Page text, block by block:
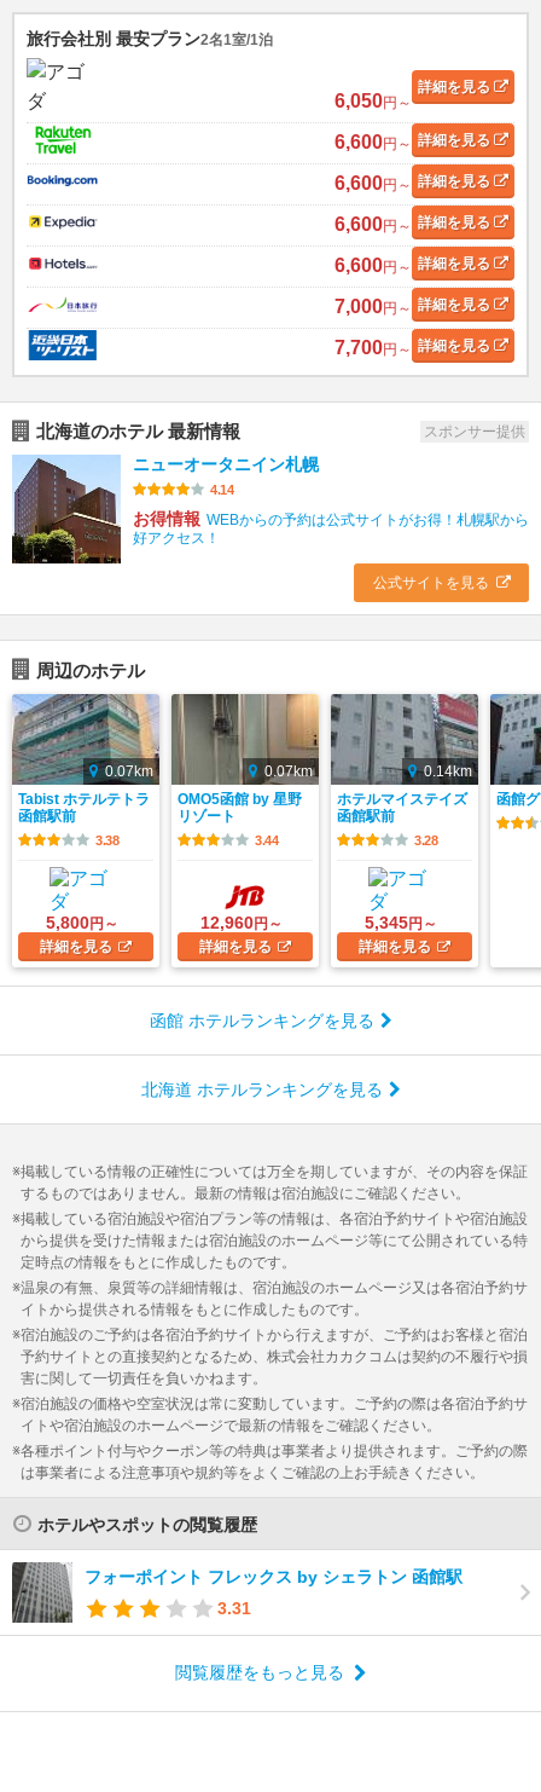
旅行会社別 最安プラン2名1室/1泊
6,050円～
詳細を見る
6,600円～ 詳細を見る
6,600円～ 詳細を見る
6,600円～ 詳細を見る
6,600円～ 詳細を見る
7,000円～ 詳細を見る
7,700円～ 詳細を見る
北海道のホテル 最新情報 スポンサー提供
ニューオータニイン札幌
4.14
お得情報 WEBからの予約は公式サイトがお得！札幌駅から
好アクセス！
公式サイトを見る
周辺のホテル
0.07km
Tabist ホテルテトラ
函館駅前
3.38
5,800円～
詳細を見る
0.07km
OMO5函館 by 星野
リゾート
3.44
12,960円～
詳細を見る
0.14km
ホテルマイステイズ
函館駅前
3.28
5,345円～
詳細を見る
函館
函館 ホテルランキングを見る
北海道 ホテルランキングを見る
掲載している情報の正確性については万全を期していますが、その内容を保証
するものではありません。最新の情報は宿泊施設にご確認ください。
掲載している宿泊施設や宿泊プラン等の情報は、各宿泊予約サイトや宿泊施設
から提供を受けた情報または宿泊施設のホームページ等にて公開されている特
定時点の情報をもとに作成したものです。
温泉の有無、泉質等の詳細情報は、宿泊施設のホームページ又は各宿泊予約サ
イトから提供される情報をもとに作成したものです。
宿泊施設のご予約は各宿泊予約サイトから行えますが、ご予約はお客様と宿泊
予約サイトとの直接契約となるため、株式会社カカクコムは契約の不履行や損
害に関して一切責任を負いかねます。
宿泊施設の価格や空室状況は常に変動しています。ご予約の際は各宿泊予約サ
イトや宿泊施設のホームページで最新の情報をご確認ください。
各種ポイント付与やクーポン等の特典は事業者より提供されます。ご予約の際
は事業者による注意事項や規約等をよくご確認の上お手続きください。
ホテルやスポットの閲覧履歴
フォーポイント フレックス by シェラトン 函館駅
3.31
閲覧履歴をもっと見る